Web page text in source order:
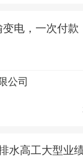
电，一次付款
公司
水高工大型业